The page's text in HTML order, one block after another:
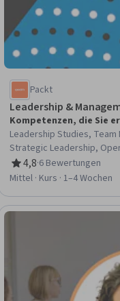
Packt
Leadership &
Kompetenzen, die Sie
Leadership Studies,
Strategic Leadership,
Governance, Employee
Organizational Psychology
4,8
Bewertung, 4,8 von 5
·6 Bewertungen
Mittel · Kurs · 1–4 Wochen